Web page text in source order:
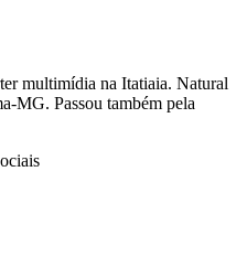
multimídia na Itatiaia. Natural
MG. Passou também pela